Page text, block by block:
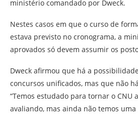
ministério comandado por Dweck.
Nestes casos em que o curso de
estava previsto no cronograma, a
aprovados só devem assumir os
Dweck afirmou que há a
concursos unificados, mas que não
“Temos estudado para tornar o CNU
avaliando, mas ainda não temos uma